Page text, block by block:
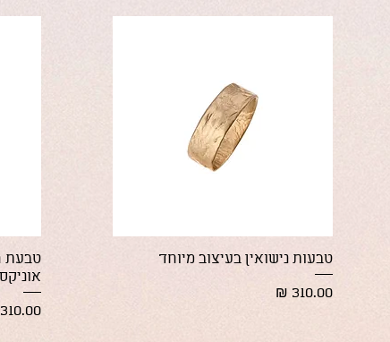
תצוגה מהירה
טבעות נישואין בעיצוב מיוחד
מחיר
טבעת
אוניקס
מחיר